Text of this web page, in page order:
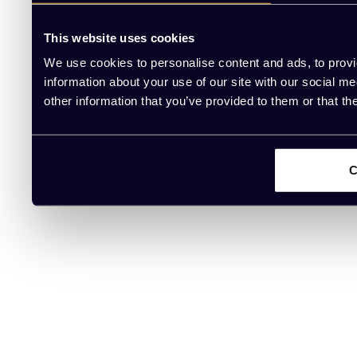
This website uses cookies
We use cookies to personalise content and ads, to
information about your use of our site with our social
other information that you’ve provided to them or that